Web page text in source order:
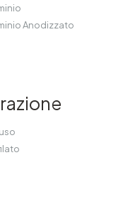
Anodizzato